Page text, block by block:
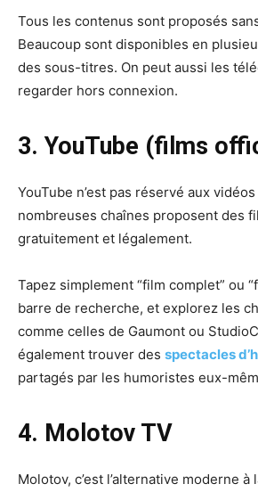
Tous les contenus sont proposés
Beaucoup sont disponibles en
des sous-titres. On peut aussi les
regarder hors connexion.
3. YouTube (films
YouTube n’est pas réservé aux
nombreuses chaînes proposent des
gratuitement et légalement.
Tapez simplement “film complet” ou
barre de recherche, et explorez les
comme celles de Gaumont ou
également trouver des spectacles
partagés par les humoristes eux-
4. Molotov TV
Molotov, c’est l’alternative moderne à